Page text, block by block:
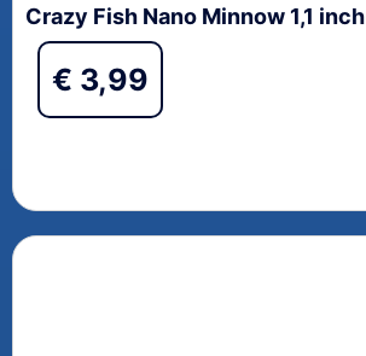
Crazy Fish Nano Minnow 1,1 inch
€ 3,99